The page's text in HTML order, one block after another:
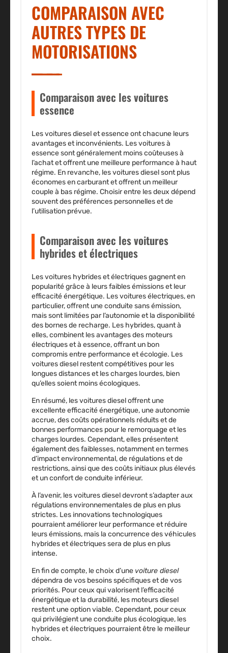
COMPARAISON AVEC
AUTRES TYPES DE
MOTORISATIONS
Comparaison avec les voitures
essence
Les voitures diesel et essence ont chacune leurs
avantages et inconvénients. Lesvoitures à
essencesont généralement moins coûteuses à
l’achat et offrent une meilleure performance à haut
régime. En revanche, les voitures diesel sont plus
économes en carburant et offrent un meilleur
couple à bas régime. Choisir entre les deux dépend
souvent des préférences personnelles et de
l’utilisation prévue.
Comparaison avec les voitures
hybrides et électriques
Lesvoitures hybrides et électriquesgagnent en
popularité grâce à leurs faibles émissions et leur
efficacité énergétique. Les voitures électriques, en
particulier, offrent une conduite sans émission,
mais sont limitées par l’autonomie et la disponibilité
des bornes de recharge. Les hybrides, quant à
elles, combinent les avantages des moteurs
électriques et à essence, offrant un bon
compromis entre performance et écologie. Les
voitures diesel restent compétitives pour les
longues distances et les charges lourdes, bien
qu’elles soient moins écologiques.
En résumé, les voitures diesel offrent une
excellente efficacité énergétique, une autonomie
accrue, des coûts opérationnels réduits et de
bonnes performances pour le remorquage et les
charges lourdes. Cependant, elles présentent
également des faiblesses, notamment en termes
d’impact environnemental, de régulations et de
restrictions, ainsi que des coûts initiaux plus élevés
et un confort de conduite inférieur.
À l’avenir, les voitures diesel devront s’adapter aux
régulations environnementales de plus en plus
strictes. Les innovations technologiques
pourraient améliorer leur performance et réduire
leurs émissions, mais la concurrence des véhicules
hybrides et électriques sera de plus en plus
intense.
En fin de compte, le choix d’une voiture diesel
dépendra de vos besoins spécifiques et de vos
priorités. Pour ceux qui valorisent l’efficacité
énergétique et la durabilité, les moteurs diesel
restent une option viable. Cependant, pour ceux
qui privilégient une conduite plus écologique, les
hybrides et électriques pourraient être le meilleur
choix.